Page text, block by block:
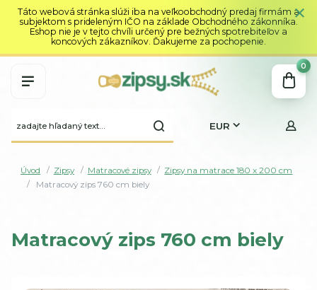
Táto webová stránka slúži iba na veľkoobchodný predaj firmám a
subjektom s prideleným IČO na základe Obchodného zákonníka.
Eshop nie je v tejto chvíli určený pre bežných spotrebiteľov a
koncových zákazníkov. Ďakujeme za pochopenie.
EUR
0
Úvod Zipsy Matracové zipsy
Zipsy na matrace 180 x 200 cm
Matracový zips 760 cm biely
Matracový zips 760 cm biely